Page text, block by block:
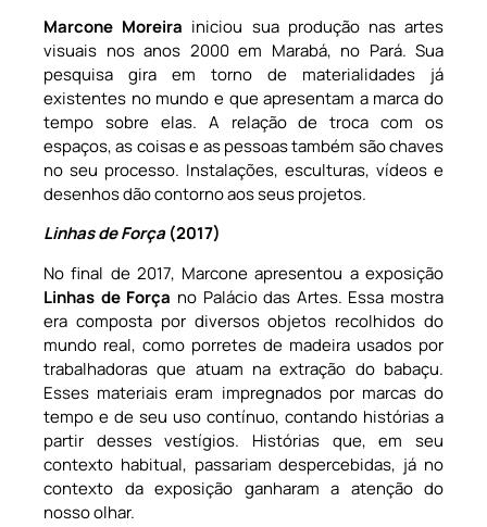
Marcone Moreira iniciou sua produção nas artes
visuais nos anos 2000 em Marabá, no Pará. Sua
pesquisa gira em torno de materialidades já
existentes no mundo e que apresentam a marca do
tempo sobre elas. A relação de troca com os
espaços, as coisas e as pessoas também são chaves
no seu processo. Instalações, esculturas, vídeos e
desenhos dão contorno aos seus projetos.
Linhas de Força(2017)
No final de 2017, Marcone apresentou a exposição
Linhas de Força no Palácio das Artes. Essa mostra
era composta por diversos objetos recolhidos do
mundo real, como porretes de madeira usados por
trabalhadoras que atuam na extração do babaçu.
Esses materiais eram impregnados por marcas do
tempo e de seu uso contínuo, contando histórias a
partir desses vestígios. Histórias que, em seu
contexto habitual, passariam despercebidas, já no
contexto da exposição ganharam a atenção do
nosso olhar.